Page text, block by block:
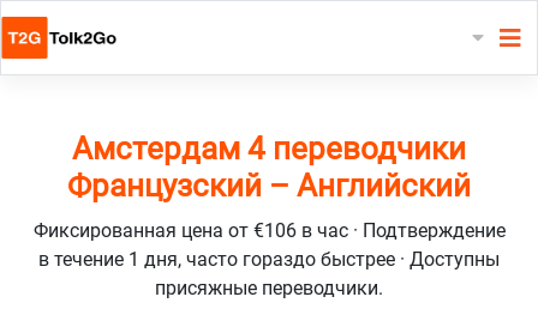
Амстердам 4 переводчики
Французский – Английский
Фиксированная цена от €106 в час · Подтверждение
в течение 1 дня, часто гораздо быстрее · Доступны
присяжные переводчики.